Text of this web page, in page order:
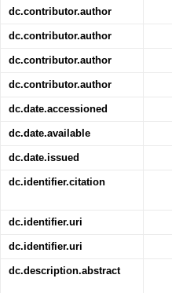
dc.contributor.author
dc.contributor.author
dc.contributor.author
dc.contributor.author
dc.date.accessioned
dc.date.available
dc.date.issued
dc.identifier.citation
dc.identifier.uri
dc.identifier.uri
dc.description.abstract